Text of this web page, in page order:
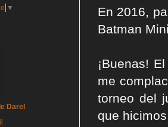
En 2016,
Batman
¡Buenas!
me
torneo del
que
▼
Darel